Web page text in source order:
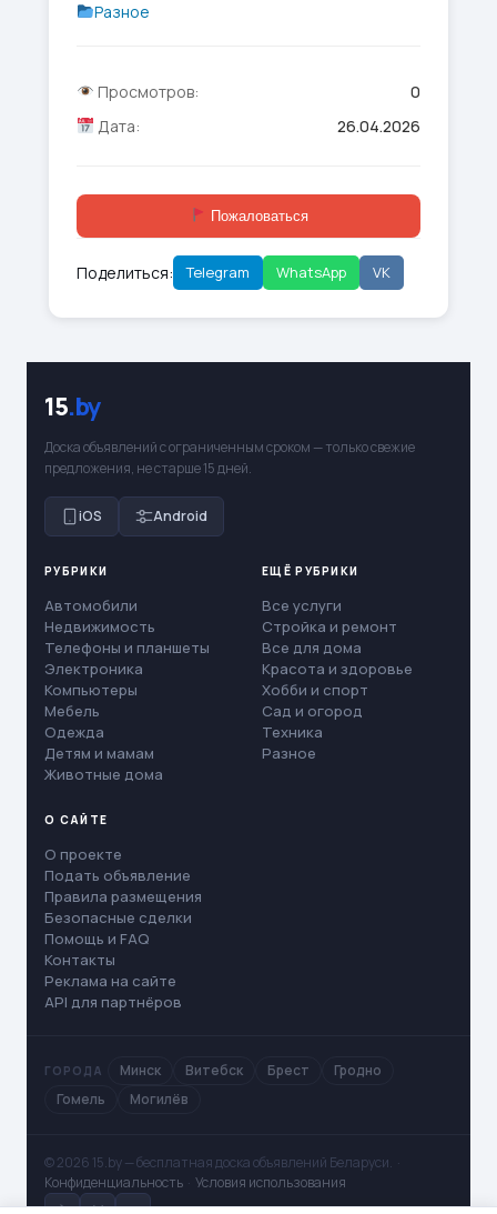
Разное
Просмотров:
0
Дата:
26.04.2026
Пожаловаться
Поделиться: Telegram WhatsApp VK
15.by
Доска объявлений с ограниченным сроком — только свежие
предложения, не старше 15 дней.
iOS Android
РУБРИКИ
Автомобили
Недвижимость
Телефоны и планшеты
Электроника
Компьютеры
Мебель
Одежда
Детям и мамам
Животные дома
ЕЩЁ РУБРИКИ
Все услуги
Стройка и ремонт
Все для дома
Красота и здоровье
Хобби и спорт
Сад и огород
Техника
Разное
О САЙТЕ
О проекте
Подать объявление
Правила размещения
Безопасные сделки
Помощь и FAQ
Контакты
Реклама на сайте
API для партнёров
ГОРОДА Минск Витебск Брест
Гродно
Гомель
Могилёв
© 2026 15.by — бесплатная доска объявлений Беларуси. ·
Конфиденциальность · Условия использования